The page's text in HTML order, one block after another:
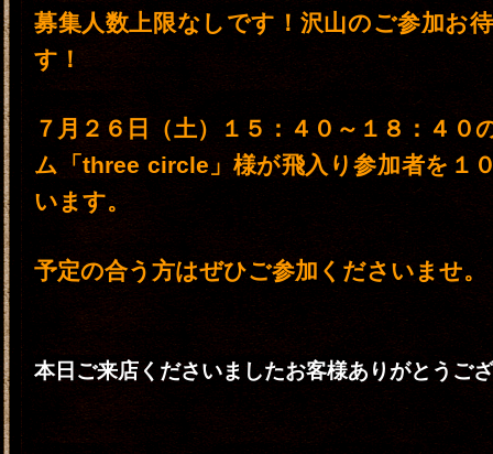
募集人数上限なしです！沢山のご参加お
す！
７月２６日（土）１５：４０～１８：４０
ム「three circle」様が飛入り参加者を１
います。
予定の合う方はぜひご参加くださいませ。
本日ご来店くださいましたお客様ありがとうご